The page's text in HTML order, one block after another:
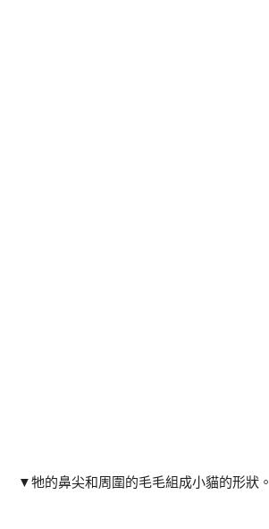
▼牠的鼻尖和周圍的毛毛組成小貓的形狀。